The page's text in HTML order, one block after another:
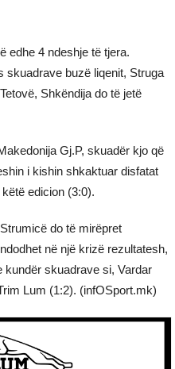
edhe 4 ndeshje të tjera.
skuadrave buzë liqenit, Struga
Shkëndija do të jetë
Gj.P, skuadër kjo që
i kishin shkaktuar disfatat
edicion (3:0).
do të mirëpret
në një krizë rezultatesh,
kundër skuadrave si, Vardar
Lum (1:2). (infOSport.mk)